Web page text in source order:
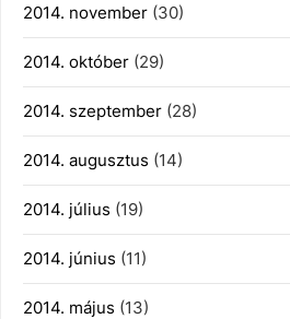
2014. november (30)
2014. október (29)
2014. szeptember (28)
2014. augusztus (14)
2014. július (19)
2014. június (11)
2014. május (13)